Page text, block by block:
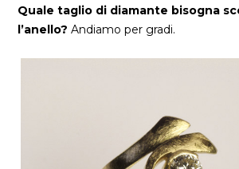
Quale taglio di diamante bisogna
l’anello? Andiamo per gradi.